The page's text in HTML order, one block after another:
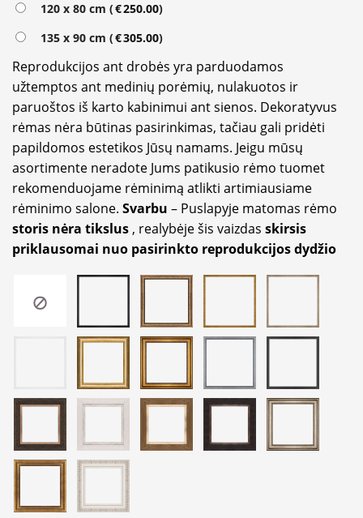
120 x 80 cm (€250.00)
135 x 90 cm (€305.00)
Reprodukcijos ant drobės yra parduodamos
užtemptos ant medinių porėmių, nulakuotos ir
paruoštos iš karto kabinimui ant sienos. Dekoratyvus
rėmas nėra būtinas pasirinkimas, tačiau gali pridėti
papildomos estetikos Jūsų namams. Jeigu mūsų
asortimente neradote Jums patikusio rėmo tuomet
rekomenduojame rėminimą atlikti artimiausiame
rėminimo salone. Svarbu – Puslapyje matomas rėmo
storis nėra tikslus , realybėje šis vaizdas skirsis
priklausomai nuo pasirinkto reprodukcijos dydžio